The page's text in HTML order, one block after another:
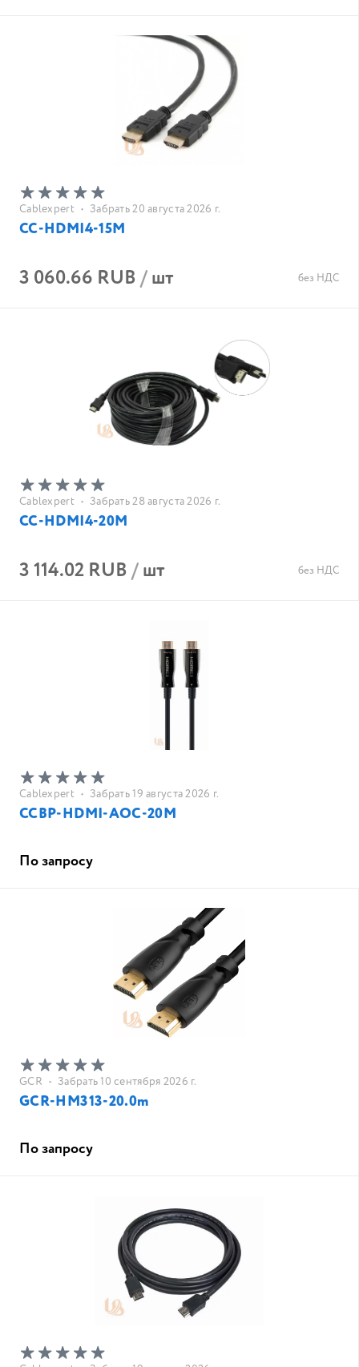
Cablexpert • Забрать 20 августа 2026 г.
CC-HDMI4-15M
3 060.66 RUB/шт без НДС
Cablexpert • Забрать 28 августа 2026 г.
CC-HDMI4-20M
3 114.02 RUB/шт без НДС
Cablexpert • Забрать 19 августа 2026 г.
CCBP-HDMI-AOC-20M
По запросу
GCR • Забрать 10 сентября 2026 г.
GCR-HM313-20.0m
По запросу